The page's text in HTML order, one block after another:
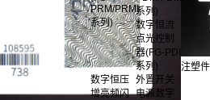
PRM/PRMI
系列)
系列)
数字恒流
点光控制
器(FG-PDI
系列)
数字恒压
增亮频闪
外置开关
电源数字
注塑